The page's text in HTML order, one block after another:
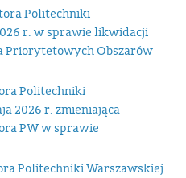
Politechniki
r. w sprawie likwidacji
Priorytetowych Obszarów
Politechniki
2026 r. zmieniająca
PW w sprawie
Politechniki Warszawskiej